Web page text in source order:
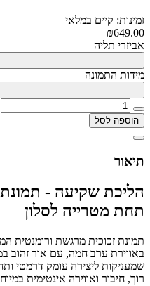
זמינות: קיים במלאי
₪649.00
אביזרי תליה
מידות התמונה
הוספה לסל
תיאור
הליכת שקיעה - תמונת
תחת מטרייה לסלון
תמונת זכוכית מרגשת ורומנטית
באווירת ערב חמה, עם אור זהוב
שמעניקות ליצירה עומק דרמטי
רוך, חיבור ואווירה אינטימית